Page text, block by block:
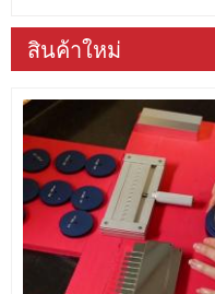
สินค้าใหม่